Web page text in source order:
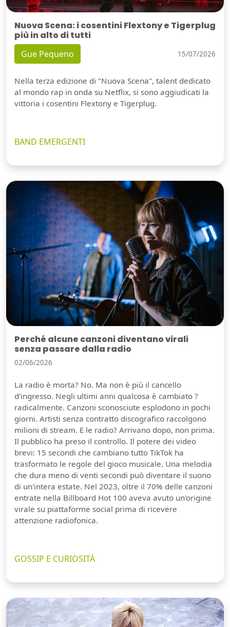
Nuova Scena: i cosentini Flextony e Tigerplug
più in alto di tutti
Gue Pequeno 15/07/2026
Nella terza edizione di "Nuova Scena", talent dedicato
al mondo rap in onda su Netflix, si sono aggiudicati la
vittoria i cosentini Flextony e Tigerplug.
BAND EMERGENTI
Perché alcune canzoni diventano virali
senza passare dalla radio
02/06/2026
La radio è morta? No. Ma non è più il cancello
d'ingresso. Negli ultimi anni qualcosa è cambiato ?
radicalmente. Canzoni sconosciute esplodono in pochi
giorni. Artisti senza contratto discografico raccolgono
milioni di stream. E le radio? Arrivano dopo, non prima.
Il pubblico ha preso il controllo. Il potere dei video
brevi: 15 secondi che cambiano tutto TikTok ha
trasformato le regole del gioco musicale. Una melodia
che dura meno di venti secondi può diventare il suono
di un'intera estate. Nel 2023, oltre il 70% delle canzoni
entrate nella Billboard Hot 100 aveva avuto un'origine
virale su piattaforme social prima di ricevere
attenzione radiofonica.
GOSSIP E CURIOSITÀ